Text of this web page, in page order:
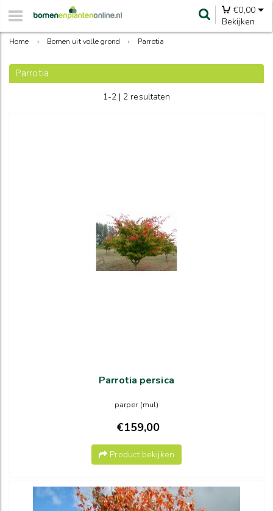
€0,00
Bekijken
Home › Bomen uit volle grond › Parrotia
Parrotia
1-2 | 2 resultaten
Parrotia persica
parper (mul)
€159,00
Product bekijken